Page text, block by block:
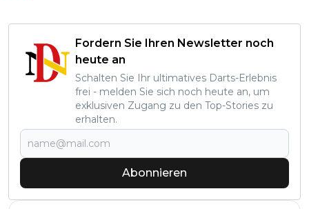
Fordern Sie Ihren Newsletter noch
heute an
Schalten Sie Ihr ultimatives Darts-Erlebnis
frei - melden Sie sich noch heute an, um
exklusiven Zugang zu den Top-Stories zu
erhalten.
Abonnieren